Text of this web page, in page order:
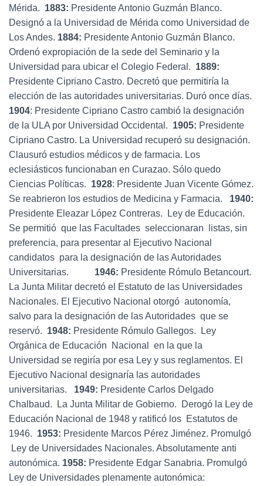
Mérida. 1883: Presidente Antonio Guzmán Blanco.
Designó a la Universidad de Mérida como Universidad de
Los Andes. 1884: Presidente Antonio Guzmán Blanco.
Ordenó expropiación de la sede del Seminario y la
Universidad para ubicar el Colegio Federal. 1889:
Presidente Cipriano Castro. Decretó que permitiría la
elección de las autoridades universitarias. Duró once días.
1904: Presidente Cipriano Castro cambió la designación
de la ULA por Universidad Occidental. 1905: Presidente
Cipriano Castro. La Universidad recuperó su designación.
Clausuró estudios médicos y de farmacia. Los
eclesiásticos funcionaban en Curazao. Sólo quedo
Ciencias Políticas. 1928: Presidente Juan Vicente Gómez.
Se reabrieron los estudios de Medicina y Farmacia. 1940:
Presidente Eleazar López Contreras. Ley de Educación.
Se permitió que las Facultades seleccionaran listas, sin
preferencia, para presentar al Ejecutivo Nacional
candidatos para la designación de las Autoridades
Universitarias. 1946: Presidente Rómulo Betancourt.
La Junta Militar decretó el Estatuto de las Universidades
Nacionales. El Ejecutivo Nacional otorgó autonomía,
salvo para la designación de las Autoridades que se
reservó. 1948: Presidente Rómulo Gallegos. Ley
Orgánica de Educación Nacional en la que la
Universidad se regiría por esa Ley y sus reglamentos. El
Ejecutivo Nacional designaría las autoridades
universitarias. 1949: Presidente Carlos Delgado
Chalbaud. La Junta Militar de Gobierno. Derogó la Ley de
Educación Nacional de 1948 y ratificó los Estatutos de
1946. 1953: Presidente Marcos Pérez Jiménez. Promulgó
Ley de Universidades Nacionales. Absolutamente anti
autonómica. 1958: Presidente Edgar Sanabria. Promulgó
Ley de Universidades plenamente autonómica: